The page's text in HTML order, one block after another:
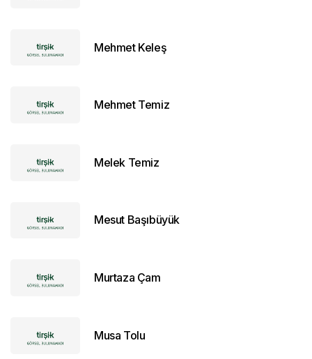
Mehmet Keleş
Mehmet Temiz
Melek Temiz
Mesut Başıbüyük
Murtaza Çam
Musa Tolu